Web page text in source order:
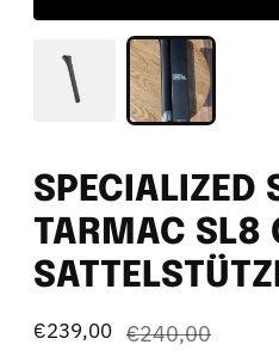
SPECIALIZED
TARMAC SL8
€239,00
Regulärer€240,00